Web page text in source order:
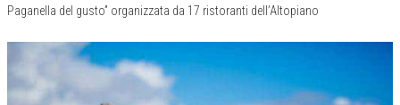
Paganella del gusto” organizzata da 17 ristoranti dell’Altopiano